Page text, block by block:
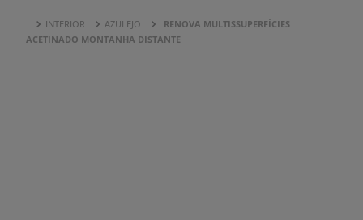
INTERIOR AZULEJO
RENOVA MULTISSUPERFÍCIES
ACETINADO MONTANHA DISTANTE